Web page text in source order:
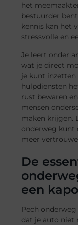
het
bestuurder
kennis kan het
stressvolle en
Je leert onder
wat je direct
je kunt
hulpdiensten
rust bewaren
mensen
maken krijgen.
onderweg kunt
meer
De
een
Pech
dat je auto niet